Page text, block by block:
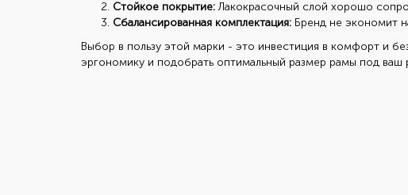
Стойкое покрытие:Лакокрасочный слой хорошо
Сбалансированная комплектация: Бренд не экономит
Выбор в пользу этой марки - это инвестиция в комфорт и
эргономику и подобрать оптимальный размер рамы под ваш